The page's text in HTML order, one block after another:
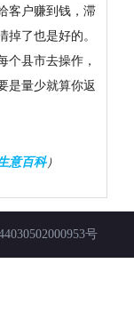
客户赚到钱，滞
了也是好的。
个县市去操作，
是量少就算你返
意百科）
号